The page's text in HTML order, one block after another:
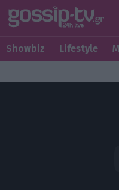
Showbiz Lifestyle